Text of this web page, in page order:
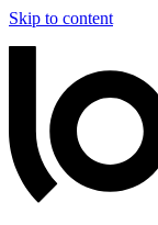
Skip to content